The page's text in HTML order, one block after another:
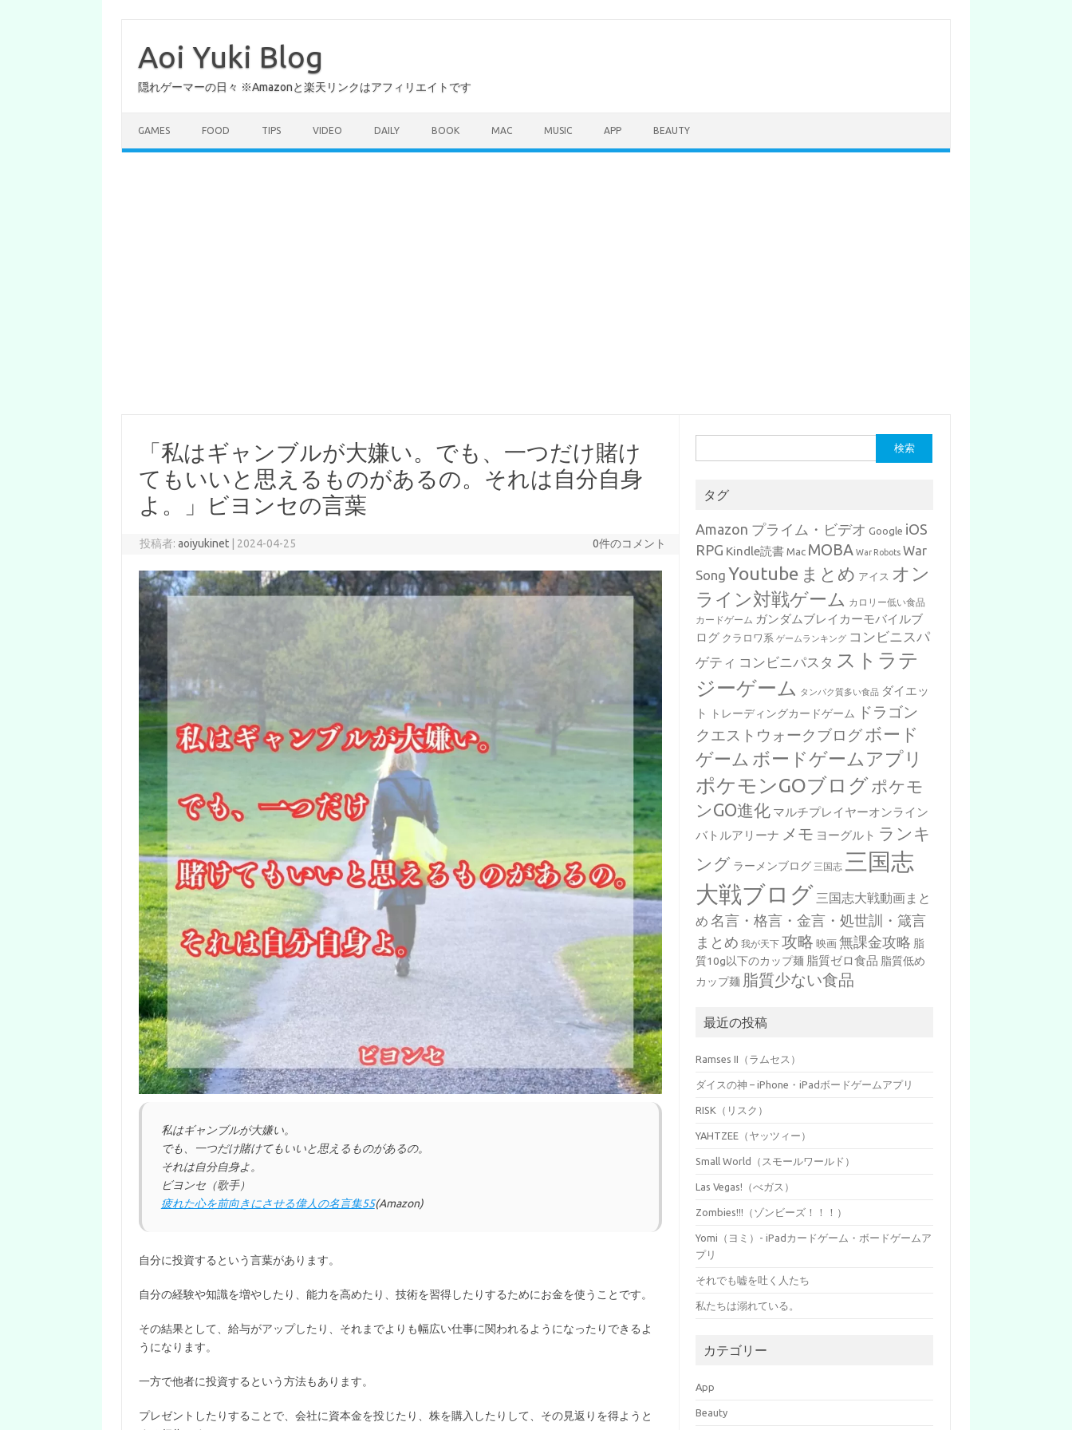
Aoi Yuki Blog
隠れゲーマーの日々 ※Amazonと楽天リンクはアフィリエイトです
GAMES FOOD TIPS VIDEO DAILY BOOK MAC MUSIC APP BEAUTY
「私はギャンブルが大嫌い。でも、一つだけ賭け
てもいいと思えるものがあるの。それは自分自身
よ。」ビヨンセの言葉
投稿者:aoiyukinet 2024-04-25 0件のコメント
私はギャンブルが大嫌い。
でも、一つだけ賭けてもいいと思えるものがあるの。
それは自分自身よ。
ビヨンセ（歌手）
疲れた心を前向きにさせる偉人の名言集55(Amazon)
自分に投資するという言葉があります。
自分の経験や知識を増やしたり、能力を高めたり、技術を習得したりするためにお金を使うことです。
その結果として、給与がアップしたり、それまでよりも幅広い仕事に関われるようになったりできるよ
うになります。
一方で他者に投資するという方法もあります。
プレゼントしたりすることで、会社に資本金を投じたり、株を購入したりして、その見返りを得ようと
索:
タグ
Amazon プライム・ビデオ Google iOS
RPG Kindle読書 Mac MOBA War Robots War
Song Youtube まとめ アイス オン
ライン対戦ゲーム カロリー低い食品
カードゲーム ガンダムブレイカーモバイルブ
ログ クラロワ系 ゲームランキング コンビニスパ
ゲティ コンビニパスタ ストラテ
ジーゲーム
タンパク質多い食品 ダイエッ
ト
トレーディングカードゲーム
ドラゴン
クエストウォークブログボード
ゲーム ボードゲームアプリ
ポケモンGOブログポケモ
ンGO進化 マルチプレイヤーオンライン
バトルアリーナ メモ ヨーグルト ランキ
ング ラーメンブログ 三国志 三国志
大戦ブログ 三国志大戦動画まと
め 名言・格言・金言・処世訓・箴言
まとめ 我が天下 攻略 映画 無課金攻略 脂
質10g以下のカップ麺 脂質ゼロ食品 脂質低め
カップ麺 脂質少ない食品
最近の投稿
Ramses II（ラムセス）
ダイスの神 – iPhone・iPadボードゲームアプリ
RISK（リスク）
YAHTZEE（ヤッツィー）
Small World（スモールワールド）
Las Vegas!（べガス）
Zombies!!!（ゾンビーズ！！！）
Yomi（ヨミ）- iPadカードゲーム・ボードゲームア
プリ
それでも嘘を吐く人たち
私たちは溺れている。
カテゴリー
App
Beauty